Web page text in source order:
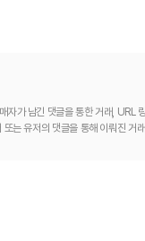
자가 남긴 댓글을 통한 거래, URL
는 유저의 댓글을 통해 이뤄진 거